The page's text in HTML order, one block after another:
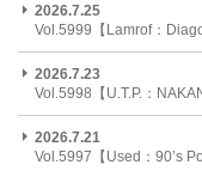
2026.7.25
Vol.5999【Lamrof：
2026.7.23
Vol.5998【U.T.P.：
2026.7.21
Vol.5997【Used：90’s